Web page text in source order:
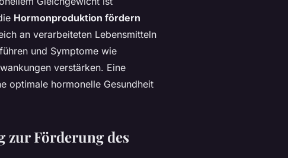
Hormonproduktion fördern
an verarbeiteten Lebensmitteln
und Symptome wie
verstärken. Eine
optimale hormonelle Gesundheit
zur Förderung des